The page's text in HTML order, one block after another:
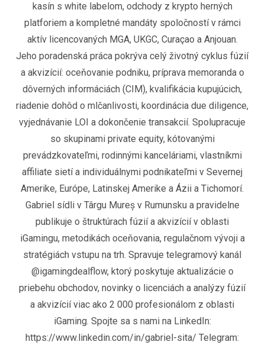
kasín s white labelom, odchody z krypto herných
platforiem a kompletné mandáty spoločností v rámci
aktív licencovaných MGA, UKGC, Curaçao a Anjouan.
Jeho poradenská práca pokrýva celý životný cyklus fúzií
a akvizícií: oceňovanie podniku, príprava memoranda o
dôverných informáciách (CIM), kvalifikácia kupujúcich,
riadenie dohôd o mlčanlivosti, koordinácia due diligence,
vyjednávanie LOI a dokončenie transakcií. Spolupracuje
so skupinami private equity, kótovanými
prevádzkovateľmi, rodinnými kanceláriami, vlastníkmi
affiliate sietí a individuálnymi podnikateľmi v Severnej
Amerike, Európe, Latinskej Amerike a Ázii a Tichomorí.
Gabriel sídli v Târgu Mureș v Rumunsku a pravidelne
publikuje o štruktúrach fúzií a akvizícií v oblasti
iGamingu, metodikách oceňovania, regulačnom vývoji a
stratégiách vstupu na trh. Spravuje telegramový kanál
@igamingdealflow, ktorý poskytuje aktualizácie o
priebehu obchodov, novinky o licenciách a analýzy fúzií
a akvizícií viac ako 2 000 profesionálom z oblasti
iGaming. Spojte sa s nami na LinkedIn:
https://www.linkedin.com/in/gabriel-sita/ Telegram: